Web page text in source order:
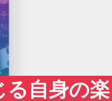
る自身の楽